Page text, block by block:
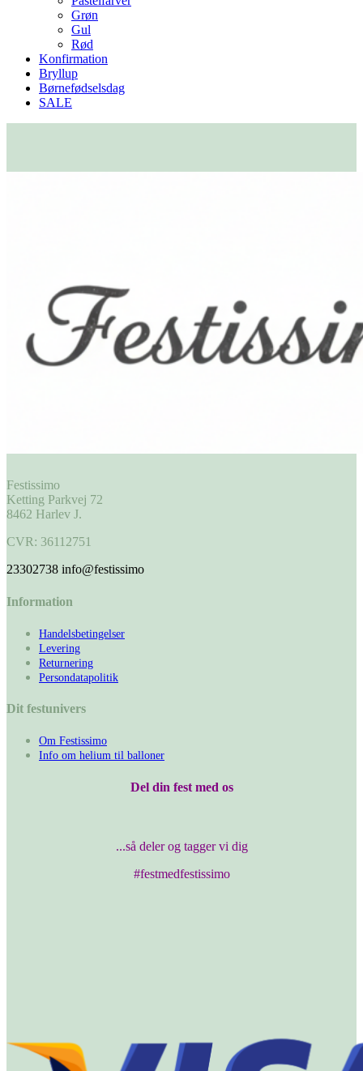
Grøn
Gul
Rød
Konfirmation
Bryllup
Børnefødselsdag
SALE
Festissimo
Ketting Parkvej 72
8462 Harlev J.
CVR: 36112751
23302738 info@festissimo
Information
Handelsbetingelser
Levering
Returnering
Persondatapolitik
Dit festunivers
Om Festissimo
Info om helium til balloner
Del din fest med os
...så deler og tagger vi dig
#festmedfestissimo